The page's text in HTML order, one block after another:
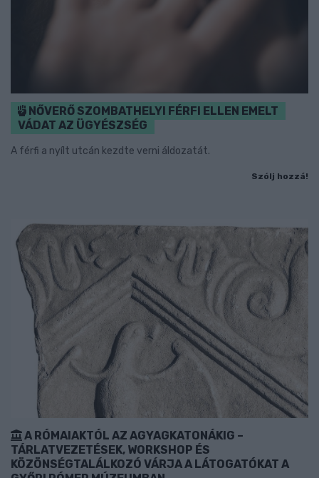
NŐVERŐ SZOMBATHELYI FÉRFI ELLEN EMELT
VÁDAT AZ ÜGYÉSZSÉG
A férfi a nyílt utcán kezdte verni áldozatát.
Szólj hozzá!
A RÓMAIAKTÓL AZ AGYAGKATONÁKIG –
TÁRLATVEZETÉSEK, WORKSHOP ÉS
KÖZÖNSÉGTALÁLKOZÓ VÁRJA A LÁTOGATÓKAT A